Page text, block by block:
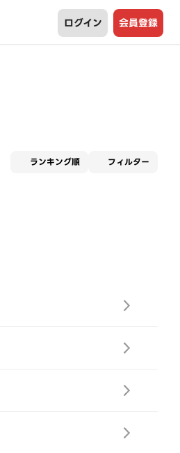
ログイン 会員登録
ランキング順 フィルター